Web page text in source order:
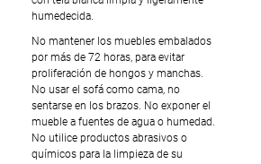
humedecida.
No mantener los muebles embalados
por más de 72 horas, para evitar
proliferación de hongos y manchas.
No usar el sofá como cama, no
sentarse en los brazos. No exponer el
mueble a fuentes de agua o humedad.
No utilice productos abrasivos o
químicos para la limpieza de su